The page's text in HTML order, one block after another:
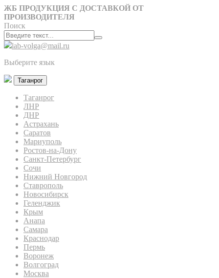
ЖБ ПРОДУКЦИЯ С ДОСТАВКОЙ ОТ
ПРОИЗВОДИТЕЛЯ
Поиск
lab-volga@mail.ru
Выберите язык
Таганрог
Таганрог
ЛНР
ДНР
Астрахань
Саратов
Мариуполь
Ростов-на-Дону
Санкт-Петербург
Сочи
Нижний Новгород
Ставрополь
Новосибирск
Геленджик
Крым
Анапа
Самара
Краснодар
Пермь
Воронеж
Волгоград
Москва